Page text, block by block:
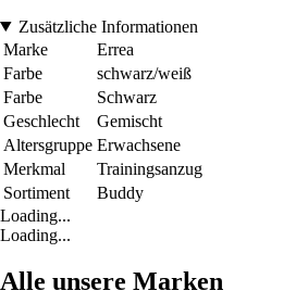
Zusätzliche Informationen
Marke
Errea
Farbe
schwarz/weiß
Farbe
Schwarz
Geschlecht
Gemischt
Altersgruppe Erwachsene
Merkmal
Trainingsanzug
Sortiment
Buddy
Loading...
Loading...
Alle unsere Marken